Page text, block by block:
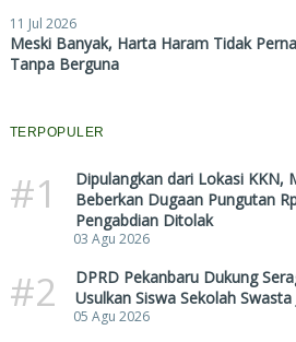
11 Jul 2026
Meski Banyak, Harta Haram Tidak
Tanpa Berguna
TERPOPULER
#1
Dipulangkan dari Lokasi KKN,
Beberkan Dugaan Pungutan
Pengabdian Ditolak
03 Agu 2026
#2
DPRD Pekanbaru Dukung
Usulkan Siswa Sekolah
05 Agu 2026